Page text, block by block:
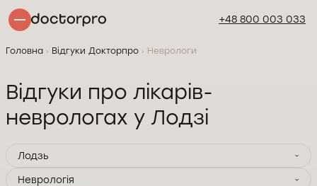
+48 800 003 033
Головна Відгуки Докторпро Неврологи
Відгуки про лікарів-
неврологах у Лодзі
Лодзь
Неврологія